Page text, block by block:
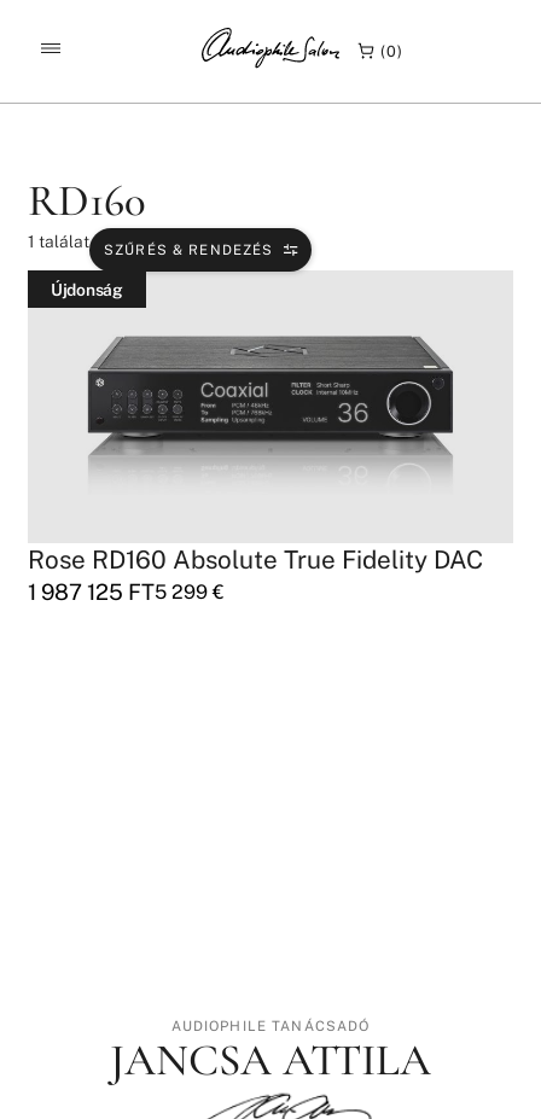
0
KEZDŐLAP TERMÉKEK / RD160
RD160
1 találat SZŰRÉS & RENDEZÉS
Újdonság
Rose RD160 Absolute True Fidelity DAC
1 987 125 FT5 299€
AUDIOPHILE TANÁCSADÓ
JANCSA ATTILA